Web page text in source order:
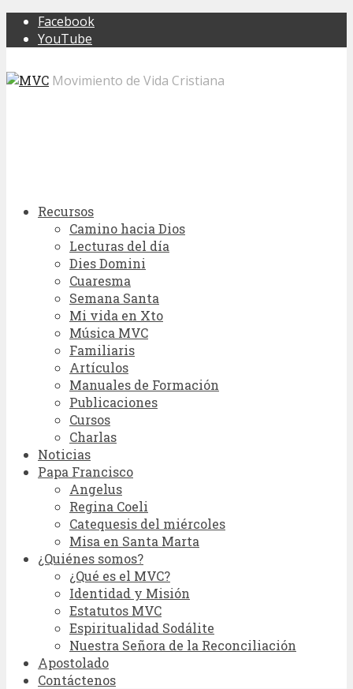
Facebook
YouTube
Movimiento de Vida Cristiana
Recursos
Camino hacia Dios
Lecturas del día
Dies Domini
Cuaresma
Semana Santa
Mi vida en Xto
Música MVC
Familiaris
Artículos
Manuales de Formación
Publicaciones
Cursos
Charlas
Noticias
Papa Francisco
Angelus
Regina Coeli
Catequesis del miércoles
Misa en Santa Marta
¿Quiénes somos?
¿Qué es el MVC?
Identidad y Misión
Estatutos MVC
Espiritualidad Sodálite
Nuestra Señora de la Reconciliación
Apostolado
Contáctenos